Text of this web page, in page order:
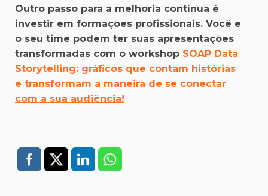
Outro passo para a melhoria contínua é
investir em formações profissionais. Você e
o seu time podem ter suas apresentações
transformadas com o workshop SOAP Data
Storytelling: gráficos que contam histórias
e transformam a maneira de se conectar
com a sua audiência!